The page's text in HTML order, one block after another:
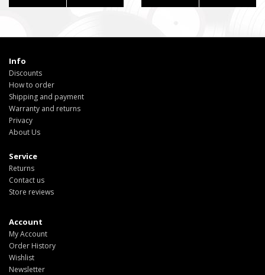
Info
Discounts
How to order
Shipping and payment
Warranty and returns
Privacy
About Us
Service
Returns
Contact us
Store reviews
Account
My Account
Order History
Wishlist
Newsletter